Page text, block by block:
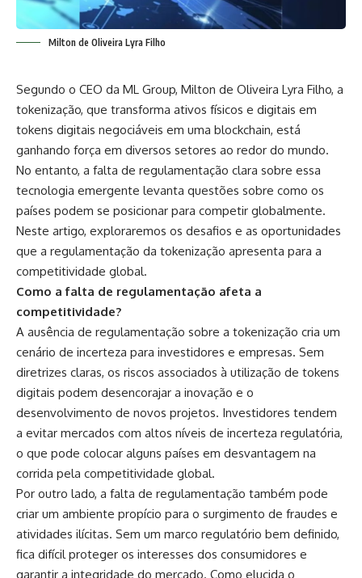
Milton de Oliveira Lyra Filho
Segundo o CEO da ML Group, Milton de Oliveira Lyra Filho, a
tokenização, que transforma ativos físicos e digitais em
tokens digitais negociáveis em uma blockchain, está
ganhando força em diversos setores ao redor do mundo.
No entanto, a falta de regulamentação clara sobre essa
tecnologia emergente levanta questões sobre como os
países podem se posicionar para competir globalmente.
Neste artigo, exploraremos os desafios e as oportunidades
que a regulamentação da tokenização apresenta para a
competitividade global.
Como a falta de regulamentação afeta a
competitividade?
A ausência de regulamentação sobre a tokenização cria um
cenário de incerteza para investidores e empresas. Sem
diretrizes claras, os riscos associados à utilização de tokens
digitais podem desencorajar a inovação e o
desenvolvimento de novos projetos. Investidores tendem
a evitar mercados com altos níveis de incerteza regulatória,
o que pode colocar alguns países em desvantagem na
corrida pela competitividade global.
Por outro lado, a falta de regulamentação também pode
criar um ambiente propício para o surgimento de fraudes e
atividades ilícitas. Sem um marco regulatório bem definido,
fica difícil proteger os interesses dos consumidores e
garantir a integridade do mercado. Como elucida o